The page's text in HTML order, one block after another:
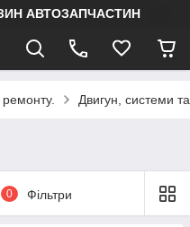
АВТОЗАПЧАСТИН
ремонту. Двигун, системи
0 Фільтри